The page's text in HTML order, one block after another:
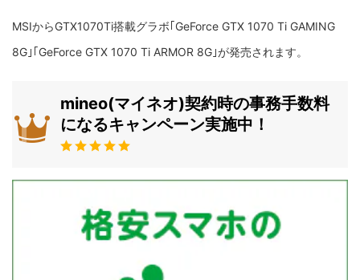
MSIからGTX1070Ti搭載グラボ｢GeForce GTX 1070 Ti GAMING
8G｣｢GeForce GTX 1070 Ti ARMOR 8G｣が発売されます。
mineo(マイネオ)契約時の事務手数料
になるキャンペーン実施中！